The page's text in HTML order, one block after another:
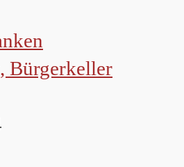
Bürgerkeller